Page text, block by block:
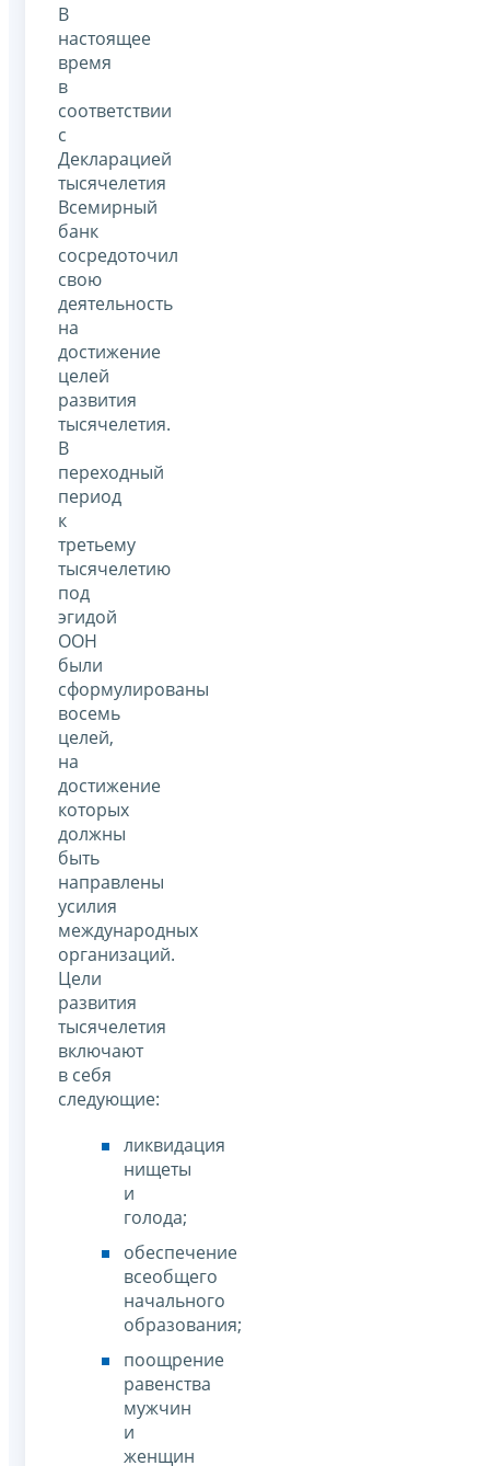
В
настоящее
время
в
соответствии
с
Декларацией
тысячелетия
Всемирный
банк
сосредоточил
свою
деятельность
на
достижение
целей
развития
тысячелетия.
В
переходный
период
к
третьему
тысячелетию
под
эгидой
ООН
были
сформулированы
восемь
целей,
на
достижение
которых
должны
быть
направлены
усилия
международных
организаций.
Цели
развития
тысячелетия
включают
в себя
следующие:
ликвидация
нищеты
и
голода;
обеспечение
всеобщего
начального
образования;
поощрение
равенства
мужчин
и
женщин